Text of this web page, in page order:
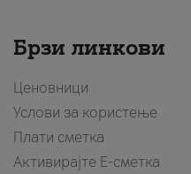
Брзи линкови
Ценовници
Услови за користење
Плати сметка
Активирајте Е-сметка